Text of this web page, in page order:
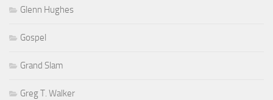
Glenn Hughes
Gospel
Grand Slam
Greg T. Walker